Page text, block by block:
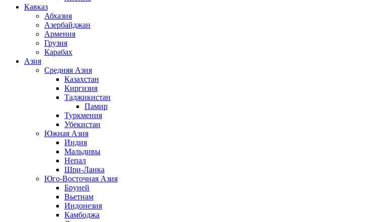
Кавказ
Абхазия
Азербайджан
Армения
Грузия
Карабах
Азия
Средняя Азия
Казахстан
Киргизия
Таджикистан
Памир
Туркмения
Убекистан
Южная Азия
Индия
Мальдивы
Непал
Шри-Ланка
Юго-Восточная Азия
Бруней
Вьетнам
Индонезия
Камбоджа